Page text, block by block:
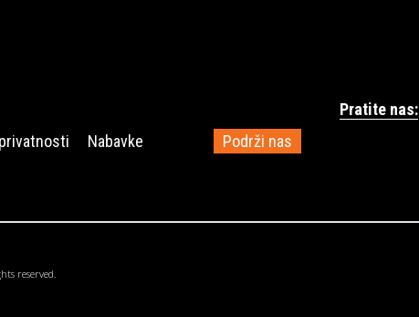
Nabavke Podrži nas
Pratite nas:
reserved.